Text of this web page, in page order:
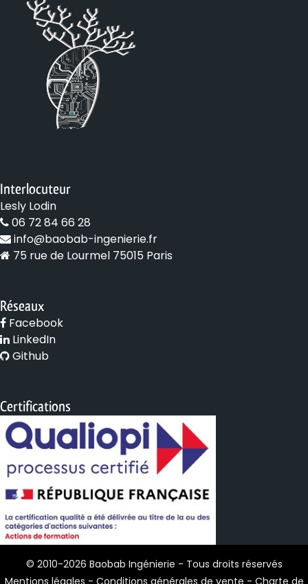
Interlocuteur
Lesly Lodin
06 72 84 66 28
info@baobab-ingenierie.fr
75 rue de Lourmel 75015 Paris
Réseaux
Facebook
LinkedIn
Github
Certifications
© 2010-2026 Baobab Ingénierie - Tous droits réservés
Mentions légales - Conditions générales de vente - Charte de